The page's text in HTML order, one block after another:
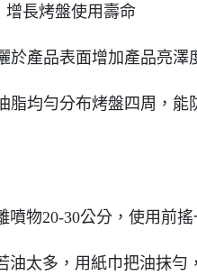
增長烤盤使用壽命
於產品表面增加產品亮澤
脂均勻分布烤盤四周，能
噴物20-30公分，使用前
油太多，用紙巾把油抹